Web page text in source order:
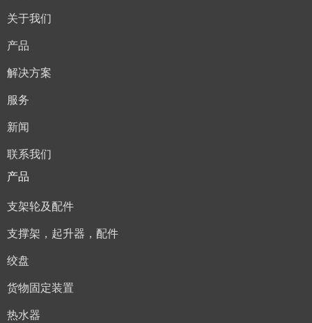
关于我们
产品
解决方案
服务
新闻
联系我们
产品
支架轮及配件
支撑架，起升器，配件
绞盘
货物固定装置
热水器